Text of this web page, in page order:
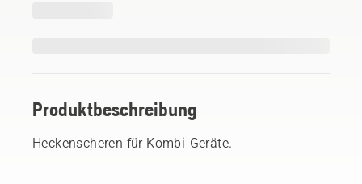
Produktbeschreibung
Heckenscheren für Kombi-Geräte.